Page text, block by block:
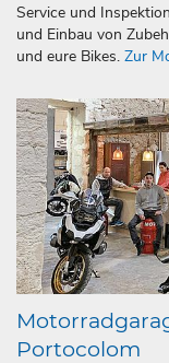
Service und
und Einbau von
und eure Bikes. Zur
Portocolom